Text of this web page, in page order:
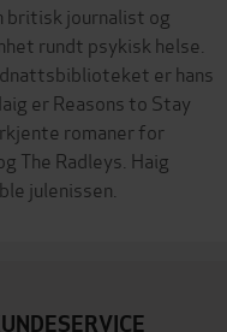
britisk journalist og
rundt psykisk helse.
er hans
er Reasons to Stay
romaner for
The Radleys. Haig